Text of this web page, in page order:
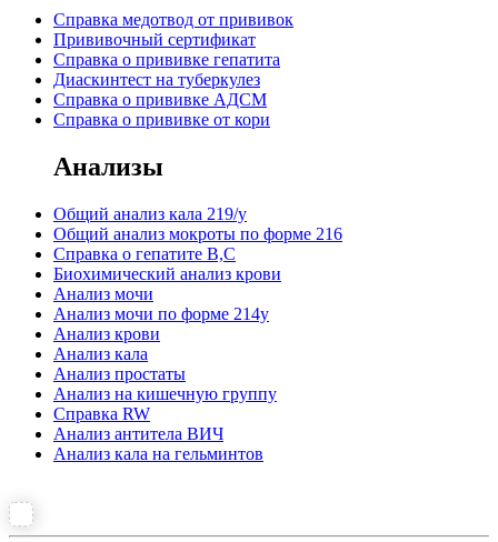
Справка медотвод от прививок
Прививочный сертификат
Cправка о прививке гепатита
Диаскинтест на туберкулез
Справка о прививке АДСМ
Справка о прививке от кори
Анализы
Общий анализ кала 219/у
Общий анализ мокроты по форме 216
Справка о гепатите B,C
Биохимический анализ крови
Анализ мочи
Анализ мочи по форме 214у
Анализ крови
Анализ кала
Анализ простаты
Анализ на кишечную группу
Справка RW
Анализ антитела ВИЧ
Анализ кала на гельминтов